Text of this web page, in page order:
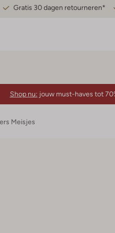
Gratis 30 dagen retourneren*
Shop nu: jouw must-haves tot
Meisjes